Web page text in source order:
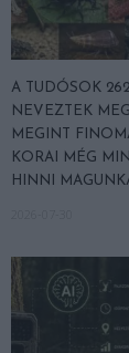
A TUDÓSOK 262
NEVEZTEK
MEGINT
KORAI MÉG
HINNI